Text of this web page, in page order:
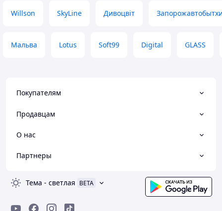
Willson SkyLine Дивоцвiт
Мальва Lotus Soft99 Digital GLASS
Покупателям
Продавцам
О нас
Партнеры
Тема - светлая BETA